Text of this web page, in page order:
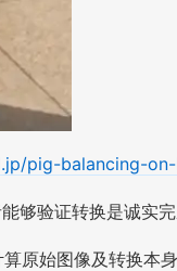
pig-balancing-
够验证转换是诚实
原始图像及转换本